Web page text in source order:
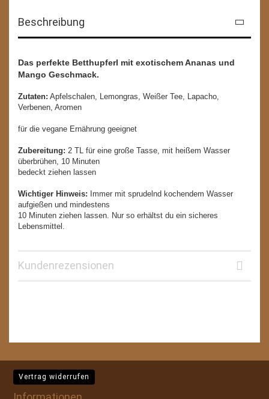
Beschreibung
Das perfekte Betthupferl mit exotischem Ananas und
Mango Geschmack.
Zutaten: Apfelschalen, Lemongras, Weißer Tee, Lapacho,
Verbenen, Aromen
für die vegane Ernährung geeignet
Zubereitung: 2 TL für eine große Tasse, mit heißem Wasser
überbrühen, 10 Minuten
bedeckt ziehen lassen
Wichtiger Hinweis: Immer mit sprudelnd kochendem Wasser
aufgießen und mindestens
10 Minuten ziehen lassen. Nur so erhältst du ein sicheres
Lebensmittel.
Kundenrezensionen
Vertrag widerrufen